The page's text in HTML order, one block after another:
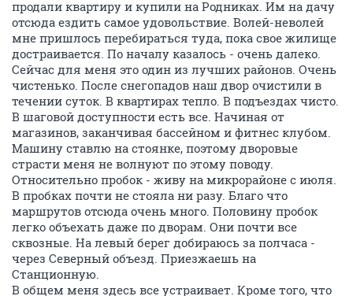
продали квартиру и купили на Родниках. Им на дачу
отсюда ездить самое удовольствие. Волей-неволей
мне пришлось перебираться туда, пока свое жилище
достраивается. По началу казалось - очень далеко.
Сейчас для меня это один из лучших районов. Очень
чистенько. После снегопадов наш двор очистили в
течении суток. В квартирах тепло. В подъездах чисто.
В шаговой доступности есть все. Начиная от
магазинов, заканчивая бассейном и фитнес клубом.
Машину ставлю на стоянке, поэтому дворовые
страсти меня не волнуют по этому поводу.
Относительно пробок - живу на микрорайоне с июля.
В пробках почти не стояла ни разу. Благо что
маршрутов отсюда очень много. Половину пробок
легко объехать даже по дворам. Они почти все
сквозные. На левый берег добираюсь за полчаса -
через Северный объезд. Приезжаешь на
Станционную.
В общем меня здесь все устраивает. Кроме того, что